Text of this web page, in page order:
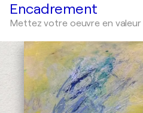
Encadrement
Mettez votre oeuvre en valeur